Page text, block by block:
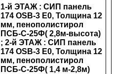
1-й ЭТАЖ : СИП панель
174 OSB-3 Е0, Толщина 12
мм, пенополистирол
ПСБ-С-25Ф( 2,8м-высота)
; 2-й ЭТАЖ : СИП панель
174 OSB-3 Е0, Толщина 12
мм, пенополистирол
ПСБ-С-25Ф( 1,4 м-2,8м)